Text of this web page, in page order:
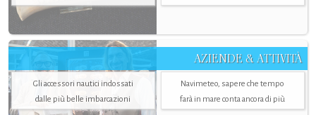
AZIENDE & ATTIVITÀ
Gli accessori nautici indossati
dalle più belle imbarcazioni
Navimeteo, sapere che tempo
farà in mare conta ancora di più